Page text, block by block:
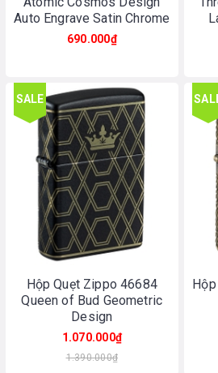
Auto Engrave Satin Chrome
690.000₫
SALE
Hộp Quẹt Zippo 46684
Queen of Bud Geometric
Design
1.070.000₫
1.390.000₫